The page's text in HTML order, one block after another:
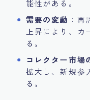
能性がある。
需要の変動 ：
上昇により、
る。
コレクター市場
拡大し、新規参
る。